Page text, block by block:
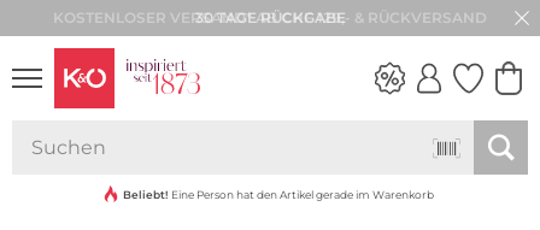
30 TAGE RÜCKGABE
VIBES
Beliebt! Eine Person hat den Artikel gerade im Warenkorb